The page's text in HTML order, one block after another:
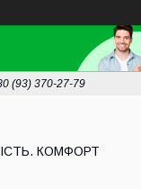
(93) 370-27-79
КОМФОРТ